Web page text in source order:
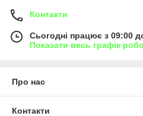
Контакти
Сьогодні працює з 09:00
Показати весь графік
Про нас
Контакти